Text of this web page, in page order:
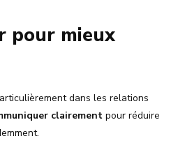
pour mieux
dans les relations
clairement pour réduire